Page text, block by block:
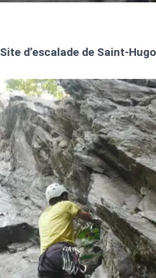
Site d’escalade de Saint-